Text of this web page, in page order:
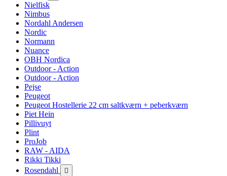
Nielfisk
Nimbus
Nordahl Andersen
Nordic
Normann
Nuance
OBH Nordica
Outdoor - Action
Outdoor - Action
Pejse
Peugeot
Peugeot Hostellerie 22 cm saltkværn + peberkværn
Piet Hein
Pillivuyt
Plint
ProJob
RAW - AIDA
Rikki Tikki
Rosendahl
